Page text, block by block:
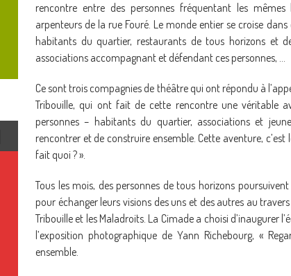
rencontre entre des personnes fréquentant les
arpenteurs de la rue Fouré. Le monde entier se croise
habitants du quartier, restaurants de tous horizons et
associations accompagnant et défendant ces personnes, …
Ce sont trois compagnies de théâtre qui ont répondu à
Tribouille, qui ont fait de cette rencontre une véritable
personnes – habitants du quartier, associations et
rencontrer et de construire ensemble. Cette aventure,
fait quoi ? ».
Tous les mois, des personnes de tous horizons
pour échanger leurs visions des uns et des autres au
Tribouille et les Maladroits. La Cimade a choisi d’inaugurer
l’exposition photographique de Yann Richebourg, «
ensemble.